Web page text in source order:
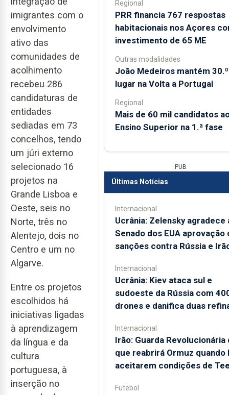
imigrantes com o
envolvimento
ativo das
comunidades de
acolhimento
recebeu 286
candidaturas de
entidades
sediadas em 73
concelhos, tendo
um júri externo
selecionado 16
projetos na
Grande Lisboa e
Oeste, seis no
Norte, três no
Alentejo, dois no
Centro e um no
Algarve.
Entre os projetos
escolhidos há
iniciativas ligadas
à aprendizagem
da língua e da
cultura
portuguesa, à
inserção no
Regional
PRR financia 767 respostas
habitacionais nos Açores
investimento de 65 ME
Outras modalidades
João Medeiros mantém 30.º
lugar na Volta a Portugal
Regional
Mais de 60 mil candidatos
Ensino Superior na 1.ª fase
PUB
Últimas Notícias
Internacional
Ucrânia: Zelensky agradece
Senado dos EUA aprovação
sanções contra Rússia e
Internacional
Ucrânia: Kiev ataca sul e
sudoeste da Rússia com
drones e danifica duas
Internacional
Irão: Guarda Revolucionária
que reabrirá Ormuz quando
aceitarem condições de
Futebol